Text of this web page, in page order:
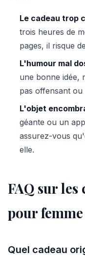
Le cadeau trop
trois heures de
pages, il risque
L'humour mal
une bonne idée,
pas offensant ou
L'objet
géante ou un
assurez-vous
elle.
FAQ sur
pour femme
Quel cadeau